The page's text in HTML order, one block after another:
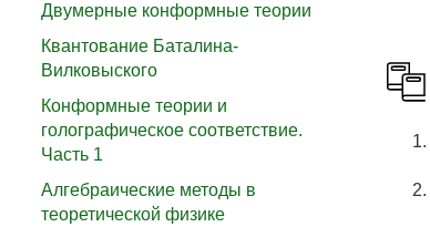
Двумерные конформные теории
Квантование Баталина-
Вилковыского
Конформные теории и
голографическое соответствие.
Часть 1
Алгебраические методы в
теоретической физике